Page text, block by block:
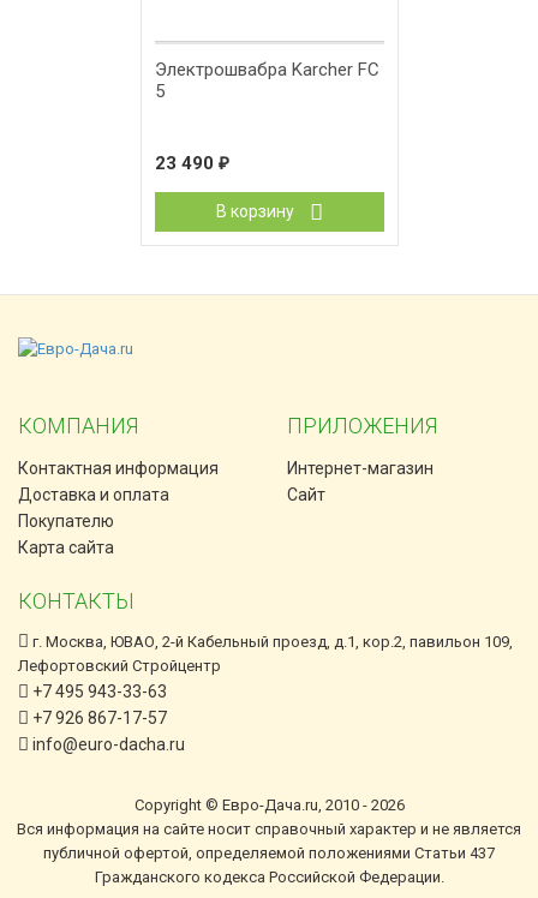
Электрошвабра Karcher FC
5
23 490 ₽
В корзину
КОМПАНИЯ
Контактная информация
Доставка и оплата
Покупателю
Карта сайта
ПРИЛОЖЕНИЯ
Интернет-магазин
Сайт
КОНТАКТЫ
г. Москва, ЮВАО, 2-й Кабельный проезд, д.1, кор.2, павильон 109,
Лефортовский Стройцентр
+7 495 943-33-63
+7 926 867-17-57
info@euro-dacha.ru
Copyright © Евро-Дача.ru, 2010 - 2026
Вся информация на сайте носит справочный характер и не является
публичной офертой, определяемой положениями Статьи 437
Гражданского кодекса Российской Федерации.